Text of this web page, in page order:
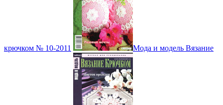
крючком № 10-2011 Мода и модель Вязание